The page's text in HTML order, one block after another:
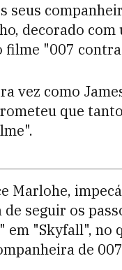
seus
decorado
"007
vez como
que
Marlohe,
seguir os
em "Skyfall",
de